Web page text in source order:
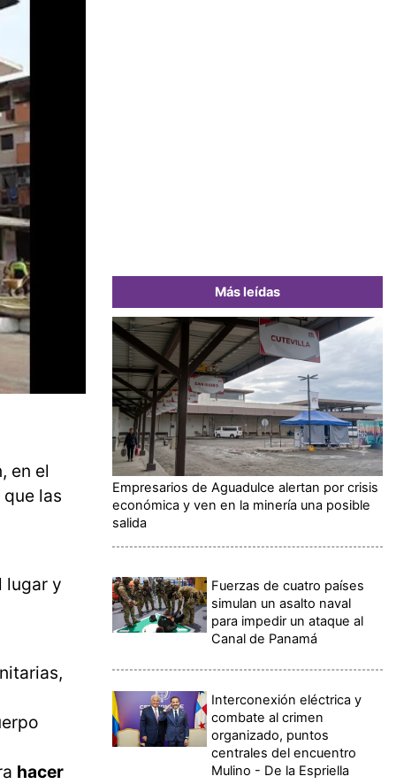
en el
las
lugar y
hacer
Más leídas
Empresarios de Aguadulce alertan por crisis
económica y ven en la minería una posible
salida
Fuerzas de cuatro países
simulan un asalto naval
para impedir un ataque al
Canal de Panamá
Interconexión eléctrica y
combate al crimen
organizado, puntos
centrales del encuentro
Mulino - De la Espriella